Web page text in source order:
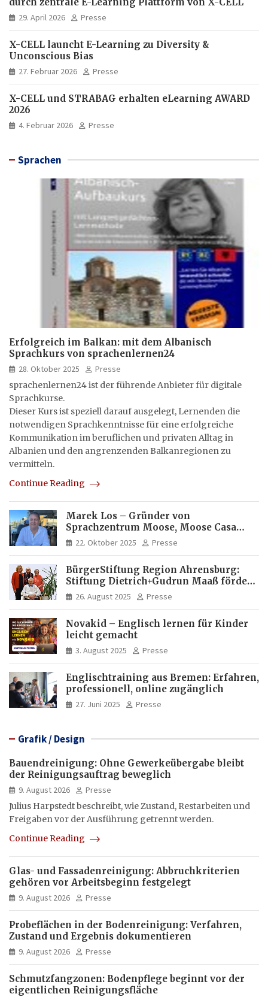
29. April 2026 Presse
X-CELL launcht E-Learning zu Diversity &
Unconscious Bias
27. Februar 2026 Presse
X-CELL und STRABAG erhalten eLearning AWARD
2026
4. Februar 2026 Presse
Sprachen
Erfolgreich im Balkan: mit dem Albanisch
Sprachkurs von sprachenlernen24
28. Oktober 2025
Presse
sprachenlernen24 ist der führende Anbieter für digitale
Sprachkurse.
Dieser Kurs ist speziell darauf ausgelegt, Lernenden die
notwendigen Sprachkenntnisse für eine erfolgreiche
Kommunikation im beruflichen und privaten Alltag in
Albanien und den angrenzenden Balkanregionen zu
vermitteln.
Continue Reading
Marek Los – Gründer von
Sprachzentrum Moose, Moose Casa
Italia und Apartamento Brasil |
22. Oktober 2025 Presse
BürgerStiftung Region Ahrensburg:
Stiftung Dietrich+Gudrun Maaß fördert
Deutschkenntnisse von Frauen
26. August 2025 Presse
Novakid – Englisch lernen für Kinder
leicht gemacht
3. August 2025 Presse
Englischtraining aus Bremen: Erfahren,
professionell, online zugänglich
27. Juni 2025 Presse
Grafik / Design
Bauendreinigung: Ohne Gewerkeübergabe bleibt
der Reinigungsauftrag beweglich
9. August 2026
Presse
Julius Harpstedt beschreibt, wie Zustand, Restarbeiten und
Freigaben vor der Ausführung getrennt werden.
Continue Reading
Glas- und Fassadenreinigung: Abbruchkriterien
gehören vor Arbeitsbeginn festgelegt
9. August 2026 Presse
Probeflächen in der Bodenreinigung: Verfahren,
Zustand und Ergebnis dokumentieren
9. August 2026 Presse
Schmutzfangzonen: Bodenpflege beginnt vor der
eigentlichen Reinigungsfläche